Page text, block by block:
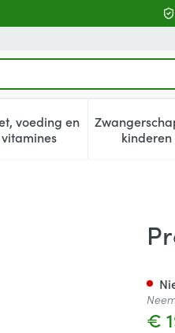
Schoonheid, verzorging
voeding en
vitaminesToon submenu voorkinderen
Energy
€